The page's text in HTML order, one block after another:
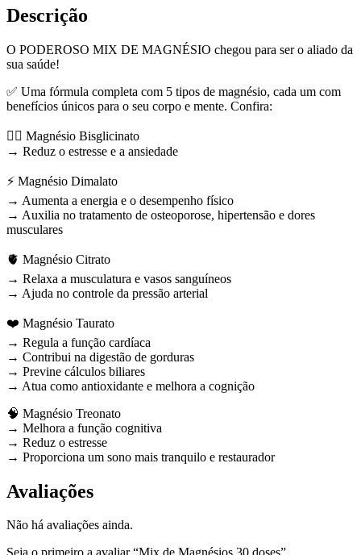
Descrição
O PODEROSO MIX DE MAGNÉSIO chegou para ser o aliado da
sua saúde!
✅ Uma fórmula completa com 5 tipos de magnésio, cada um com
benefícios únicos para o seu corpo e mente. Confira:
🧘‍♀️ Magnésio Bisglicinato
→ Reduz o estresse e a ansiedade
⚡ Magnésio Dimalato
→ Aumenta a energia e o desempenho físico
→ Auxilia no tratamento de osteoporose, hipertensão e dores
musculares
🫀 Magnésio Citrato
→ Relaxa a musculatura e vasos sanguíneos
→ Ajuda no controle da pressão arterial
❤️ Magnésio Taurato
→ Regula a função cardíaca
→ Contribui na digestão de gorduras
→ Previne cálculos biliares
→ Atua como antioxidante e melhora a cognição
🧠 Magnésio Treonato
→ Melhora a função cognitiva
→ Reduz o estresse
→ Proporciona um sono mais tranquilo e restaurador
Avaliações
Não há avaliações ainda.